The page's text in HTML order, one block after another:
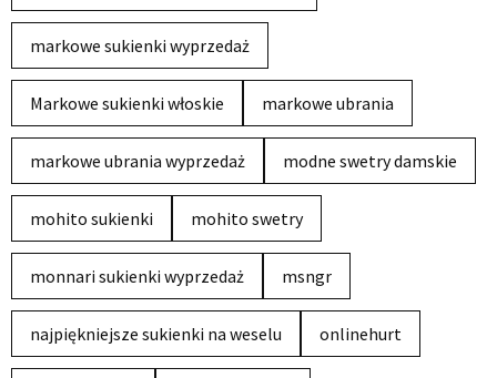
markowe sukienki wyprzedaż
Markowe sukienki włoskie markowe ubrania
markowe ubrania wyprzedaż modne swetry damskie
mohito sukienki mohito swetry
monnari sukienki wyprzedaż msngr
najpiękniejsze sukienki na weselu onlinehurt